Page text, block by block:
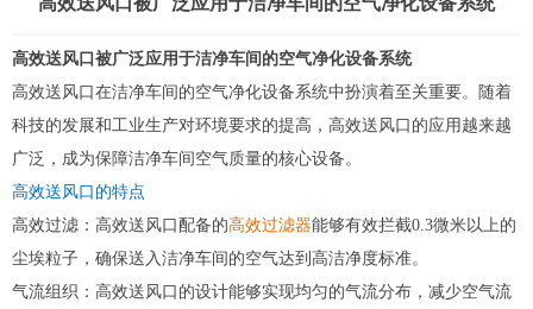
高效送风口被广泛应用于洁净车间的空气净化设备系统
高效送风口在洁净车间的空气净化设备系统中扮演着至关重要。随着
科技的发展和工业生产对环境要求的提高，高效送风口的应用越来越
广泛，成为保障洁净车间空气质量的核心设备。
高效送风口的特点
高效过滤：高效送风口配备的高效过滤器能够有效拦截0.3微米以上的
尘埃粒子，确保送入洁净车间的空气达到高洁净度标准。
气流组织：高效送风口的设计能够实现均匀的气流分布，减少空气流